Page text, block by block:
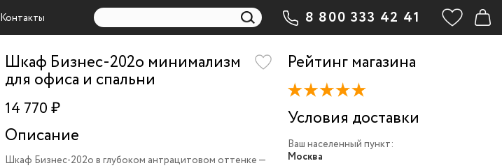
Контакты 8 800 333 42 41
Шкаф Бизнес-202o минимализм
для офиса и спальни
14 770 ₽
Описание
Шкаф Бизнес-202o в глубоком антрацитовом оттенке —
Рейтинг магазина
Условия доставки
Ваш населенный пункт:
Москва